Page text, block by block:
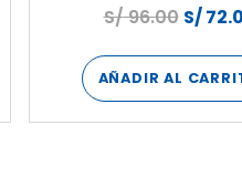
S/96.00 S/
AÑADIR AL